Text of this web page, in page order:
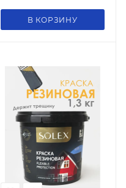
В КОРЗИНУ